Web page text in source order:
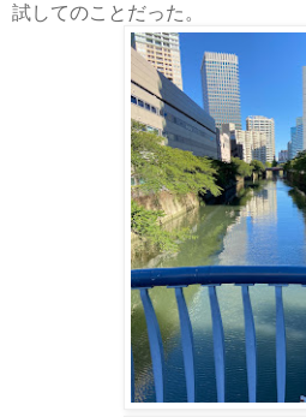
試してのことだった。